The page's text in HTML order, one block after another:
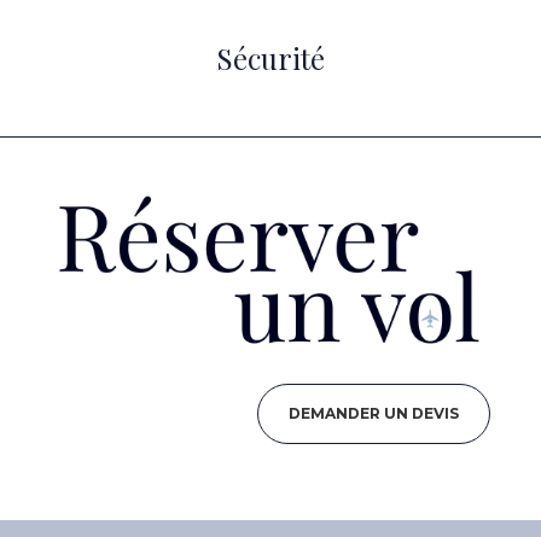
Sécurité
DEMANDER UN DEVIS